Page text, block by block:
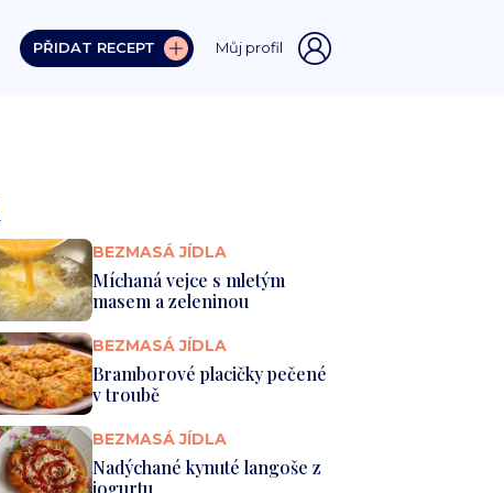
PŘIDAT RECEPT Můj profil
BEZMASÁ JÍDLA
Míchaná vejce s mletým
masem a zeleninou
BEZMASÁ JÍDLA
Bramborové placičky pečené
v troubě
BEZMASÁ JÍDLA
Nadýchané kynuté langoše z
jogurtu